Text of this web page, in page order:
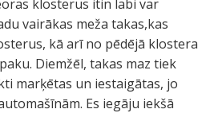
klosterus itin labi var
vairākas meža takas,kas
kā arī no pēdējā klostera
Diemžēl, takas maz tiek
marķētas un iestaigātas, jo
Es iegāju iekšā